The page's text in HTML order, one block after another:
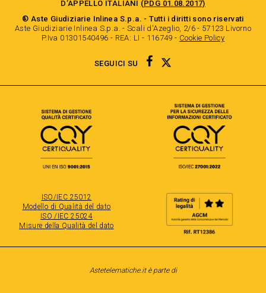
D’APPELLO ITALIANI (PDG 01.08.2017)
® Aste Giudiziarie Inlinea S.p.a. - Tutti i diritti sono riservati
Aste Giudiziarie Inlinea S.p.a. - Scali d'Azeglio, 2/6 - 57123 Livorno
P.Iva 01301540496 - REA: LI - 116749 - Cookie Policy
SEGUICI SU FACEBOOK
ISO/IEC 25012
Modello di Qualità del dato
ISO /IEC 25024
Misure della Qualità del dato
Astetelematiche.it è parte di